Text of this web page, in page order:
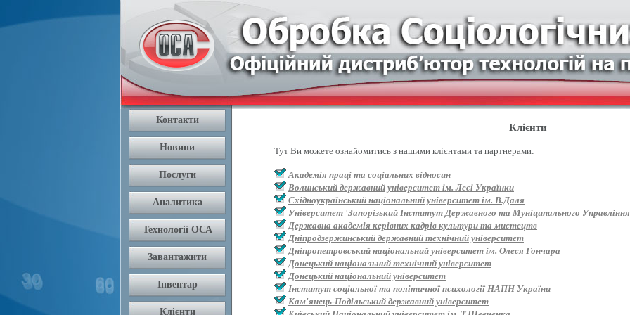
Клієнти
Тут Ви можете ознайомитись з нашими клієнтами та партнерами:
Академія праці та соціальних відносин
Волинський державний університет ім. Лесі Українки
Східноукраїнський національний університет ім. В.Даля
Університет 'Запорізький Інститут Державного та Муніципального
Державна академія керівних кадрів культури та мистецтв
Дніпродзержинський державний технічний університет
Дніпропетровський національний університет ім. Олеся Гончара
Донецький національний технічний університет
Донецький національний університет
Інститут соціальної та політичної психології НАПН України
Кам'янець-Подільський державний університет